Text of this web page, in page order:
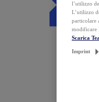
l’utilizzo
L’utilizzo
particolare
modificare
Scarica
Imprint